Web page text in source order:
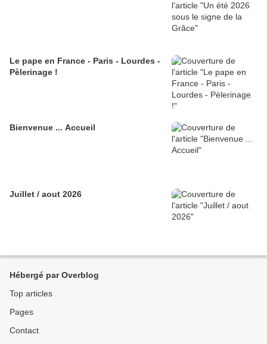
Le pape en France - Paris - Lourdes -
Pèlerinage !
Bienvenue ... Accueil
Juillet / aout 2026
Hébergé par Overblog
Top articles
Pages
Contact